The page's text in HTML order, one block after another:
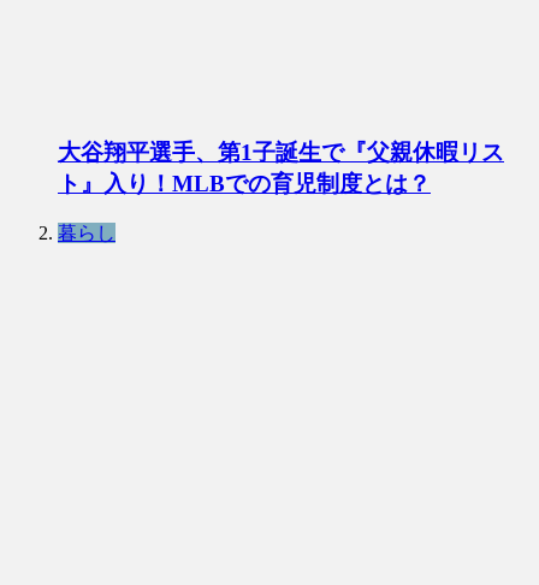
大谷翔平選手、第1子誕生で『父親休暇リス
ト』入り！MLBでの育児制度とは？
暮らし